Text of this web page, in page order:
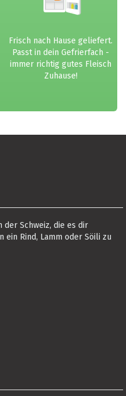
Frisch nach Hause geliefert.
Passt in dein Gefrierfach -
immer richtig gutes Fleisch
Zuhause!
Schweiz, die es dir
Rind, Lamm oder Söili zu